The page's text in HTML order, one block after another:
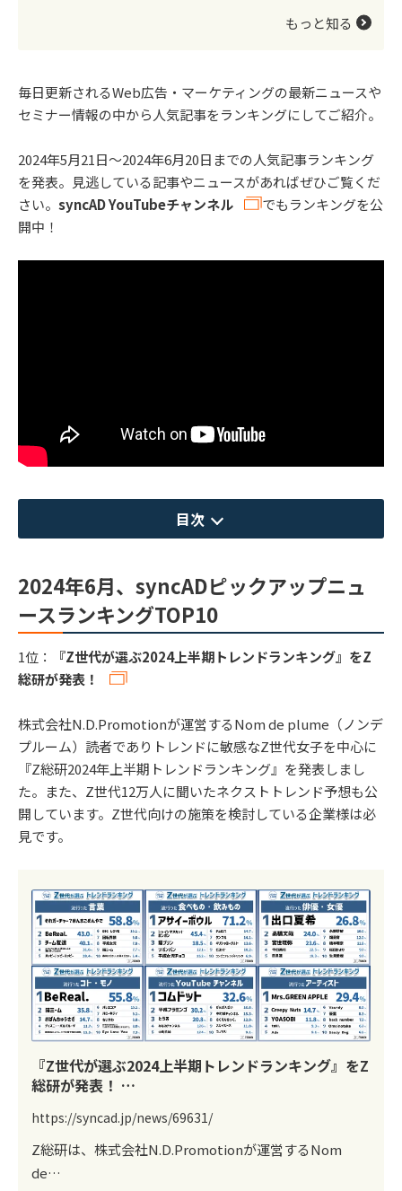
もっと知る
毎日更新されるWeb広告・マーケティングの最新ニュースや
セミナー情報の中から人気記事をランキングにしてご紹介。
2024年5月21日～2024年6月20日までの人気記事ランキング
を発表。見逃している記事やニュースがあればぜひご覧くだ
さい。 syncAD YouTubeチャンネル
でもランキングを公
開中！
目次
2024年6月、syncADピックアップニュ
ースランキングTOP10
1位：
『Z世代が選ぶ2024上半期トレンドランキング』をZ
総研が発表！
株式会社N.D.Promotionが運営するNom de plume（ノンデ
プルーム）読者でありトレンドに敏感なZ世代女子を中心に
『Z総研2024年上半期トレンドランキング』を発表しまし
た。また、Z世代12万人に聞いたネクストトレンド予想も公
開しています。Z世代向けの施策を検討している企業様は必
見です。
『Z世代が選ぶ2024上半期トレンドランキング』をZ
総研が発表！ …
https://syncad.jp/news/69631/
Z総研は、株式会社N.D.Promotionが運営するNom
de…